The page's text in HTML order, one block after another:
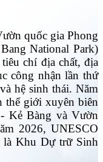
quốc gia Phong
National Park)
chí địa chất, địa
công nhận lần thứ
hệ sinh thái. Năm
thế giới xuyên biên
Kẻ Bàng và Vườn
2026, UNESCO
là Khu Dự trữ Sinh